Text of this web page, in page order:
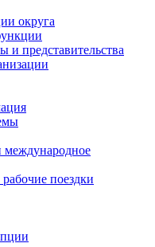
округа
и представительства
международное
поездки